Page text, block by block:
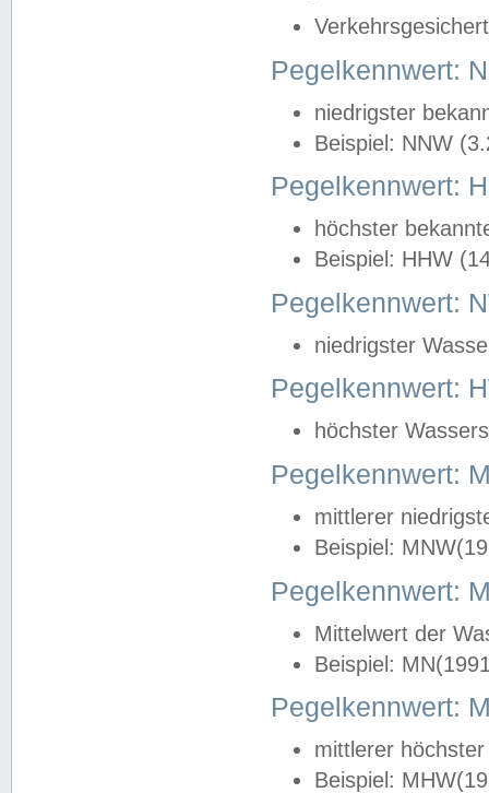
Pegelkennwert:
niedrigster
Beispiel: NNW
Pegelkennwert:
höchster
Beispiel: HHW
Pegelkennwert:
niedrigster
Pegelkennwert:
höchster
Pegelkennwert:
mittlerer
Beispiel:
Pegelkennwert:
Mittelwert der
Beispiel:
Pegelkennwert:
mittlerer
Beispiel: